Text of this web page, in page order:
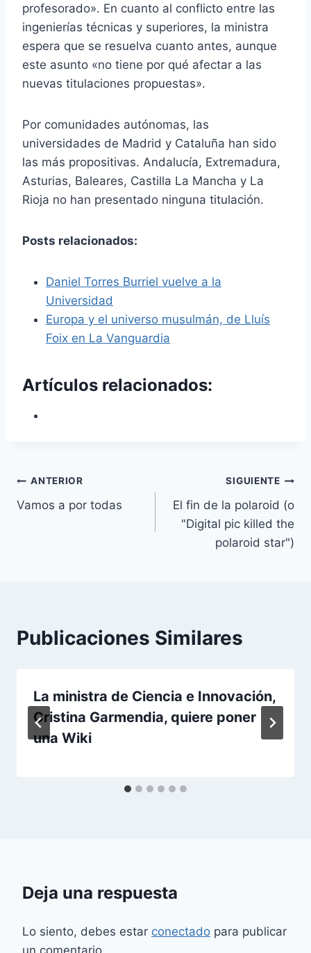
profesorado». En cuanto al conflicto entre las
ingenierías técnicas y superiores, la ministra
espera que se resuelva cuanto antes, aunque
este asunto «no tiene por qué afectar a las
nuevas titulaciones propuestas».
Por comunidades autónomas, las
universidades de Madrid y Cataluña han sido
las más propositivas. Andalucía, Extremadura,
Asturias, Baleares, Castilla La Mancha y La
Rioja no han presentado ninguna titulación.
Posts relacionados:
Daniel Torres Burriel vuelve a la
Universidad
Europa y el universo musulmán, de Lluís
Foix en La Vanguardia
Artículos relacionados:
Navegación
de
ANTERIOR
Vamos a por todas
SIGUIENTE
El fin de la polaroid (o
"Digital pic killed the
polaroid star")
Publicaciones Similares
La ministra de Ciencia e Innovación,
Cristina Garmendia, quiere poner
una Wiki
Deja una respuesta
Lo siento, debes estar conectado para publicar
un comentario.